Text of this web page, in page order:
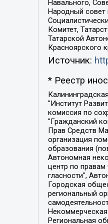
Навального,
Народный совет
Комитет,
Татарской
Красноярского
Источник:
* Реестр
Калининградская региональная общественная организация "Экозащита!-Женсовет", Фонд содействия защите прав и свобод граждан "Общественный вердикт", Фонд "Институт Развития Свободы Информации", Частное учреждение "Информационное агентство МЕМО. РУ", Региональная общественная организация "Общественная комиссия по сохранению наследия академика Сахарова", Фонд поддержки свободы прессы, Санкт-Петербургская общественная правозащитная организация "Гражданский контроль", Межрегиональная общественная организация "Информационно-просветительский центр "Мемориал", Региональный Фонд "Центр Защиты Прав Средств Массовой Информации", с 05.12.2023 Фонд "Центр Защиты Прав Средств массовой информации", Региональная общественная благотворительная организация помощи беженцам и мигрантам "Гражданское содействие", Негосударственное образовательное учреждение дополнительного профессионального образования (повышение квалификации) специалистов "АКАДЕМИЯ ПО ПРАВАМ ЧЕЛОВЕКА",